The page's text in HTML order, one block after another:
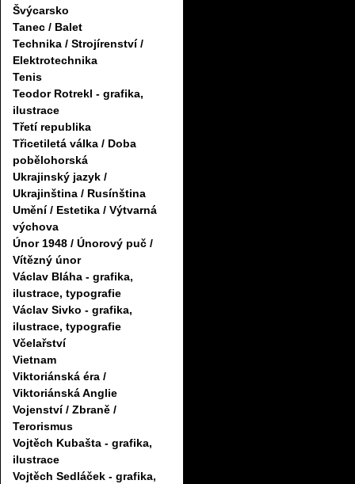
Švýcarsko
Tanec / Balet
Technika / Strojírenství /
Elektrotechnika
Tenis
Teodor Rotrekl - grafika,
ilustrace
Třetí republika
Třicetiletá válka / Doba
pobělohorská
Ukrajinský jazyk /
Ukrajinština / Rusínština
Umění / Estetika / Výtvarná
výchova
Únor 1948 / Únorový puč /
Vítězný únor
Václav Bláha - grafika,
ilustrace, typografie
Václav Sivko - grafika,
ilustrace, typografie
Včelařství
Vietnam
Viktoriánská éra /
Viktoriánská Anglie
Vojenství / Zbraně /
Terorismus
Vojtěch Kubašta - grafika,
ilustrace
Vojtěch Sedláček - grafika,